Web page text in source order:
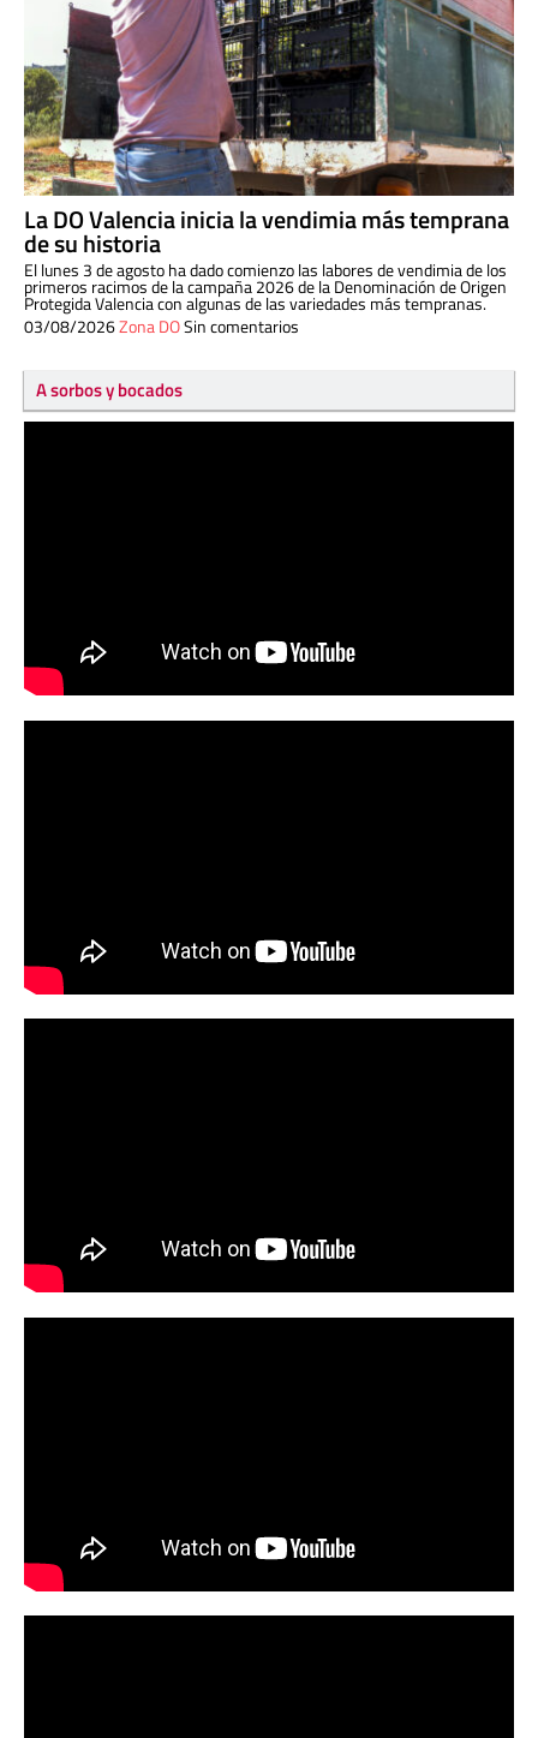
La DO Valencia inicia la vendimia más temprana
de su historia
El lunes 3 de agosto ha dado comienzo las labores de vendimia de los
primeros racimos de la campaña 2026 de la Denominación de Origen
Protegida Valencia con algunas de las variedades más tempranas.
03/08/2026Zona DOSin comentarios
A sorbos y bocados